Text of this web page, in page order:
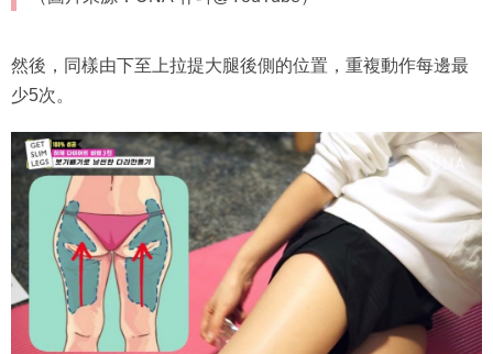
然後，同樣由下至上拉提大腿後側的位置，重複動作每邊最
少5次。